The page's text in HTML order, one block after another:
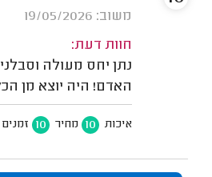
משוב: 19/05/2026
חוות דעת:
נתן יחס מעולה
האדם! היה יוצא מן
איכות 10 מחיר 10 זמנים